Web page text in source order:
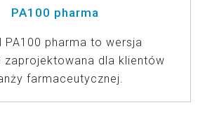
PA100 pharma
PA100 pharma to wersja
zaprojektowana dla klientów
farmaceutycznej.